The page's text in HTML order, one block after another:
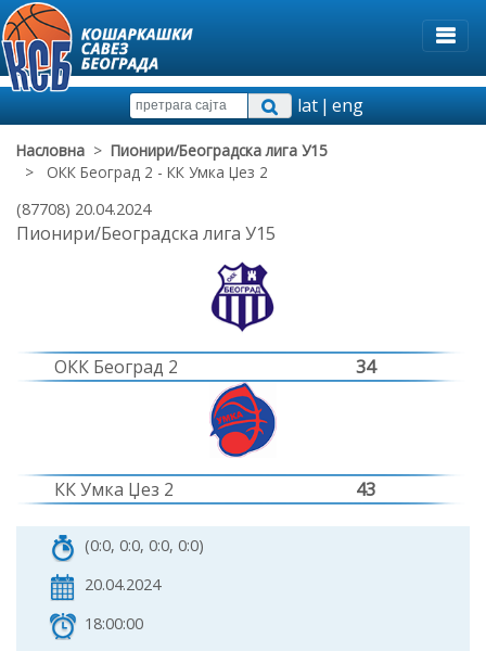
lat|eng
Насловна > Пионири/Београдска лига У15
> ОКК Београд 2 - КК Умка Џез 2
(87708) 20.04.2024
Пионири/Београдска лига У15
ОКК Београд 2 34
КК Умка Џез 2 43
(0:0, 0:0, 0:0, 0:0)
20.04.2024
18:00:00